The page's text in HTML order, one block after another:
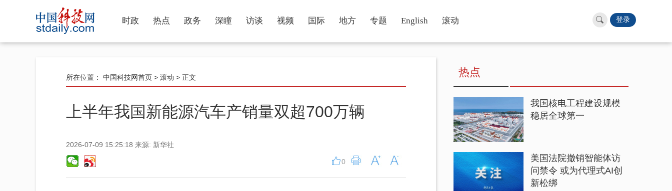
时政 热点 政务 深瞳 访谈 视频 国际 地方 专题 English 滚动 登录
所在位置： 中国科技网首页 > 滚动 > 正文
上半年我国新能源汽车产销量双超700万辆
2026-07-09 15:25:18 来源: 新华社
0
热点
我国核电工程建设规模
稳居全球第一
美国法院撤销智能体访
问禁令 或为代理式AI创
新松绑